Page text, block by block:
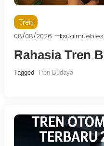
Tren
08/08/2026 ksualmuebles
Rahasia Tren
Tagged Tren Budaya